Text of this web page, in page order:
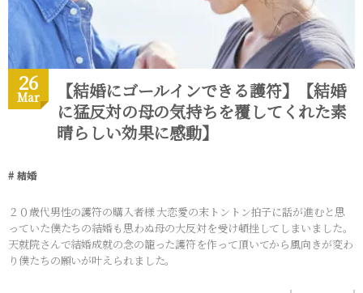
26
Mar
【結婚にゴールインできる護符】【結婚
に猛反対の母の気持ちを覆してくれた素
晴らしい効果に感動】
結婚
２０歳代男性の護符の購入者様 大恋愛の末トントン拍子に話が進むと思
っていた僕たちの結婚も思わぬ母の大反対を受け頓挫してしまいました。
天就院さんで結婚成就の念の籠った護符を作って頂いてから風向きが変わ
り僕たちの願いが叶えられました。